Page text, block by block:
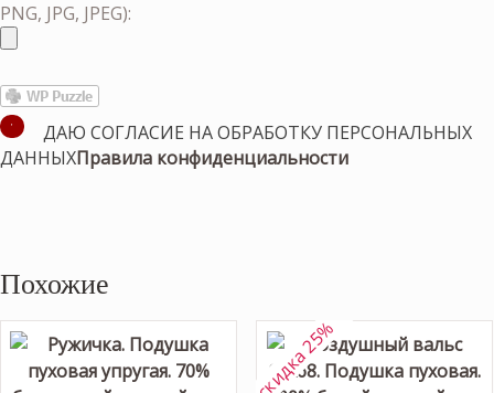
PNG, JPG, JPEG):
ДАЮ СОГЛАСИЕ НА ОБРАБОТКУ ПЕРСОНАЛЬНЫХ
ДАННЫХПравила конфиденциальности
Похожие
скидка 25%